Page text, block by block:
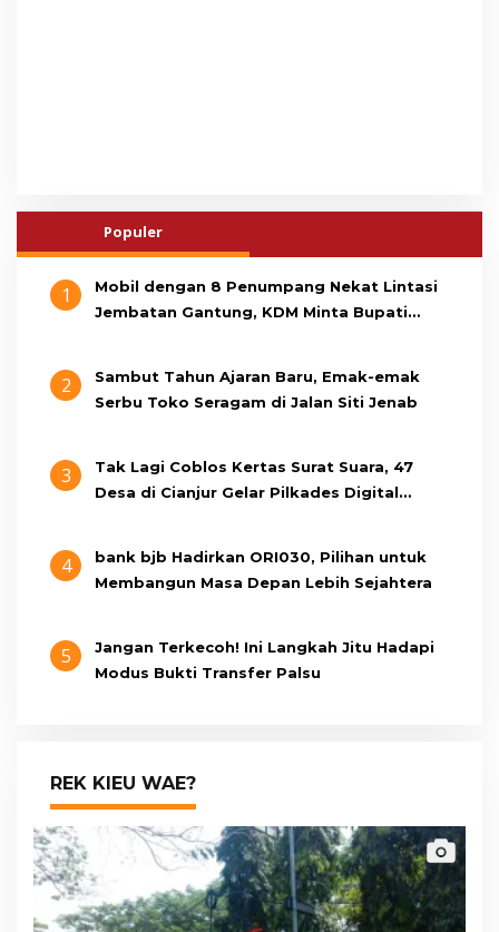
Populer
1
Mobil dengan 8 Penumpang Nekat Lintasi
Jembatan Gantung, KDM Minta Bupati
2
Sambut Tahun Ajaran Baru, Emak-emak
Serbu Toko Seragam di Jalan Siti Jenab
3
Tak Lagi Coblos Kertas Surat Suara, 47
Desa di Cianjur Gelar Pilkades Digital
4
bank bjb Hadirkan ORI030, Pilihan untuk
Membangun Masa Depan Lebih Sejahtera
5
Jangan Terkecoh! Ini Langkah Jitu Hadapi
Modus Bukti Transfer Palsu
REK KIEU WAE?